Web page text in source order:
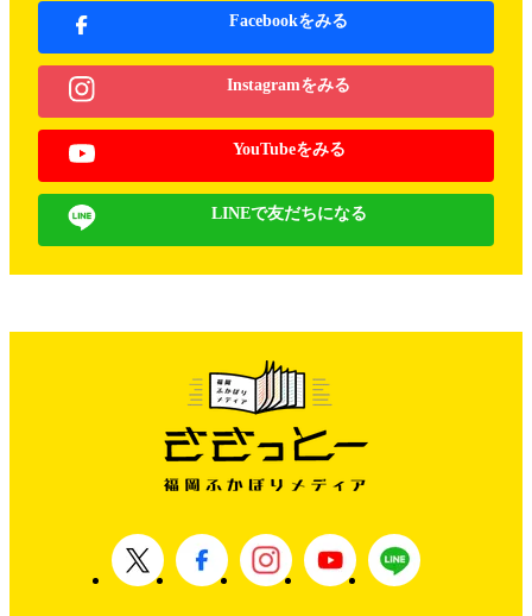
Facebookをみる
Instagramをみる
YouTubeをみる
LINEで友だちになる